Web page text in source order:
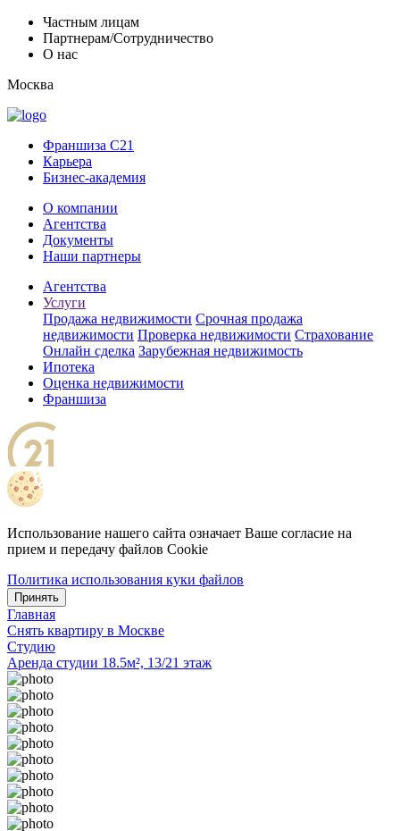
Частным лицам
Партнерам/Сотрудничество
О нас
Москва
Франшиза C21
Карьера
Бизнес-академия
О компании
Агентства
Документы
Наши партнеры
Агентства
Услуги
Продажа недвижимости Срочная продажа
недвижимости Проверка недвижимости Страхование
Онлайн сделка Зарубежная недвижимость
Ипотека
Оценка недвижимости
Франшиза
Использование нашего сайта означает Ваше согласие на
прием и передачу файлов Cookie
Политика использования куки файлов
Принять
Главная
Снять квартиру в Москве
Студию
Аренда студии 18.5м², 13/21 этаж